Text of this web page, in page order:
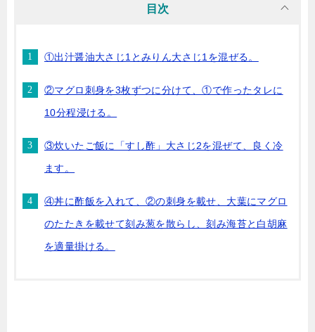
目次
①出汁醤油大さじ1とみりん大さじ1を混ぜる。
②マグロ刺身を3枚ずつに分けて、①で作ったタレに
10分程浸ける。
③炊いたご飯に「すし酢」大さじ2を混ぜて、良く冷
ます。
④丼に酢飯を入れて、②の刺身を載せ、大葉にマグロ
のたたきを載せて刻み葱を散らし、刻み海苔と白胡麻
を適量掛ける。